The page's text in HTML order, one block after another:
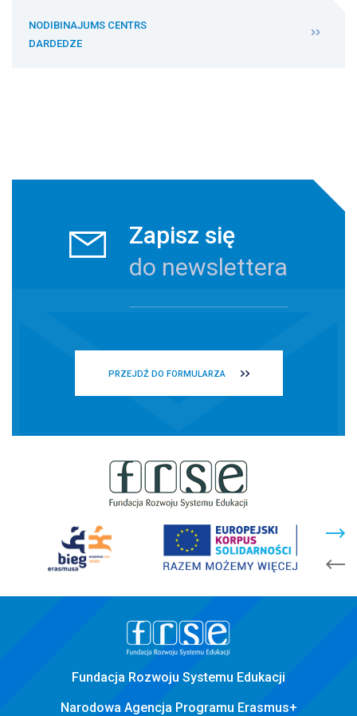
NODIBINAJUMS CENTRS
DARDEDZE
Zapisz się
do newslettera
PRZEJDŹ DO FORMULARZA
Fundacja Rozwoju Systemu Edukacji
Narodowa Agencja Programu Erasmus+